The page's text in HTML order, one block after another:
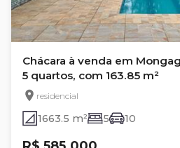
Chácara à venda em
5 quartos, com 163.85 m²
residencial
1663.5 m² 5 10